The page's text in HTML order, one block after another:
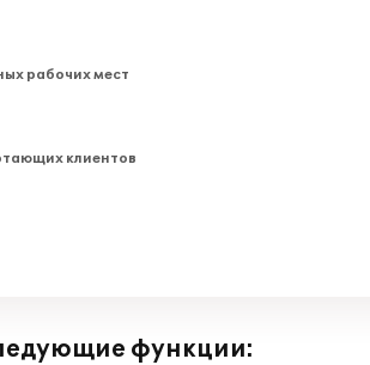
рабочих мест
клиентов
функции: